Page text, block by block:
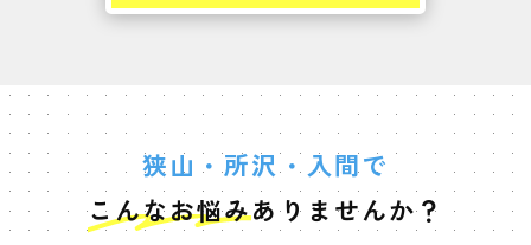
狭山・所沢・入間で
こんなお悩みありませんか？